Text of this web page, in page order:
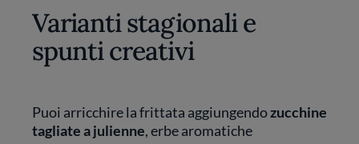
Varianti stagionali e
spunti creativi
Puoi arricchire la frittata aggiungendozucchine
tagliate a julienne, erbe aromatiche